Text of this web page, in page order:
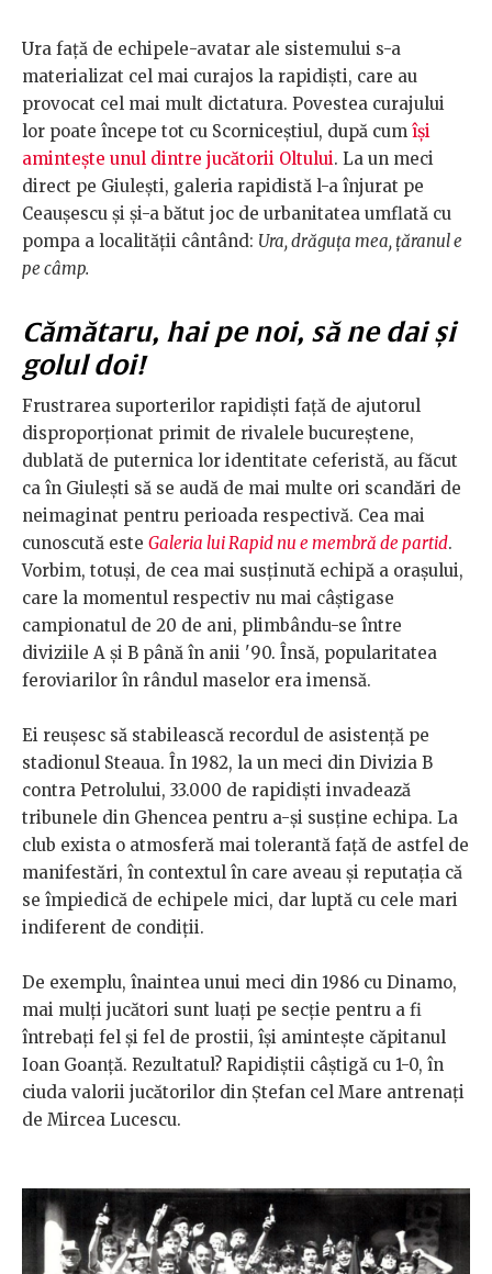
Ura față de echipele-avatar ale sistemului s-a
materializat cel mai curajos la rapidiști, care au
provocat cel mai mult dictatura. Povestea curajului
lor poate începe tot cu Scorniceștiul, după cum își
amintește unul dintre jucătorii Oltului. La un meci
direct pe Giulești, galeria rapidistă l-a înjurat pe
Ceaușescu și și-a bătut joc de urbanitatea umflată cu
pompa a localității cântând: Ura, drăguța mea, țăranul e
pe câmp.
Cămătaru, hai pe noi, să ne dai și
golul doi!
Frustrarea suporterilor rapidiști față de ajutorul
disproporționat primit de rivalele bucureștene,
dublată de puternica lor identitate ceferistă, au făcut
ca în Giulești să se audă de mai multe ori scandări de
neimaginat pentru perioada respectivă. Cea mai
cunoscută este Galeria lui Rapid nu e membră de partid.
Vorbim, totuși, de cea mai susținută echipă a orașului,
care la momentul respectiv nu mai câștigase
campionatul de 20 de ani, plimbându-se între
diviziile A și B până în anii '90. Însă, popularitatea
feroviarilor în rândul maselor era imensă.
Ei reușesc să stabilească recordul de asistență pe
stadionul Steaua. În 1982, la un meci din Divizia B
contra Petrolului, 33.000 de rapidiști invadează
tribunele din Ghencea pentru a-și susține echipa. La
club exista o atmosferă mai tolerantă față de astfel de
manifestări, în contextul în care aveau și reputația că
se împiedică de echipele mici, dar luptă cu cele mari
indiferent de condiții.
De exemplu, înaintea unui meci din 1986 cu Dinamo,
mai mulți jucători sunt luați pe secție pentru a fi
întrebați fel și fel de prostii, își amintește căpitanul
Ioan Goanță. Rezultatul? Rapidiștii câștigă cu 1-0, în
ciuda valorii jucătorilor din Ștefan cel Mare antrenați
de Mircea Lucescu.